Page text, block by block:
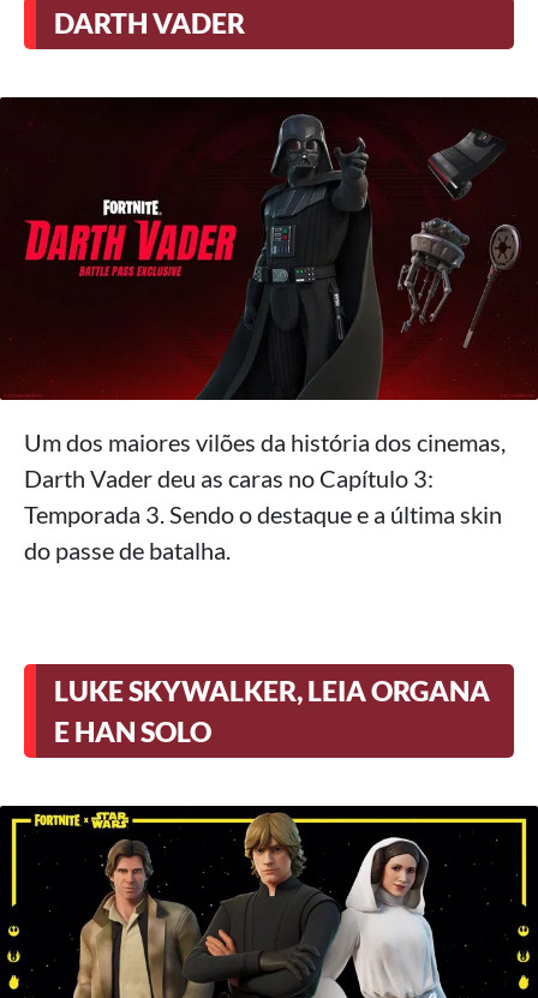
DARTH VADER
Um dos maiores vilões da história dos cinemas,
Darth Vader deu as caras no Capítulo 3:
Temporada 3. Sendo o destaque e a última skin
do passe de batalha.
LUKE SKYWALKER, LEIA ORGANA
E HAN SOLO